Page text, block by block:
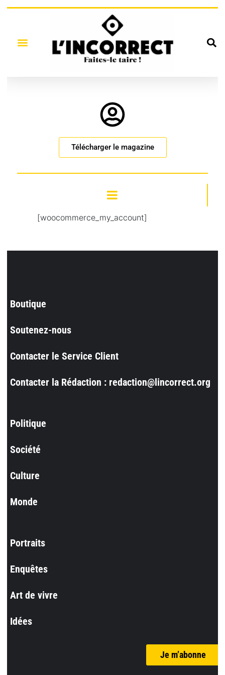
Télécharger le magazine
[woocommerce_my_account]
Boutique
Soutenez-nous
Contacter le Service Client
Contacter la Rédaction : redaction@lincorrect.org
Politique
Société
Culture
Monde
Portraits
Enquêtes
Art de vivre
Idées
Je m’abonne